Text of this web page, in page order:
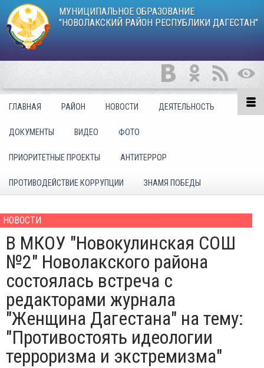
МУНИЦИПАЛЬНОЕ ОБРАЗОВАНИЕ
"НОВОЛАКСКИЙ РАЙОН РЕСПУБЛИКИ ДАГЕСТАН"
ГЛАВНАЯ РАЙОН НОВОСТИ ДЕЯТЕЛЬНОСТЬ
ДОКУМЕНТЫ ВИДЕО ФОТО
ПРИОРИТЕТНЫЕ ПРОЕКТЫ АНТИТЕРРОР
ПРОТИВОДЕЙСТВИЕ КОРРУПЦИИ ЗНАМЯ ПОБЕДЫ
НОВОСТИ
В МКОУ "Новокулинская СОШ
№2" Новолакского района
состоялась встреча с
редакторами журнала
"Женщина Дагестана" на тему:
"Противостоять идеологии
терроризма и экстремизма"